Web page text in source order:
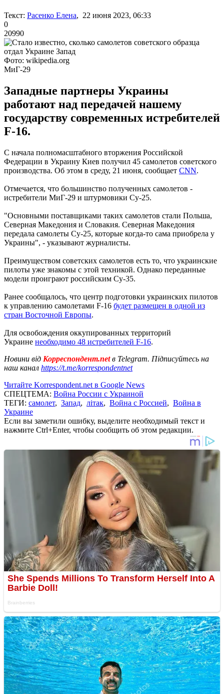
Текст: Расенко Елена, 22 июня 2023, 06:33
0
20990
Фото: wikipedia.org
МиГ-29
Западные партнеры Украины
работают над передачей нашему
государству современных истребителей
F-16.
С начала полномасштабного вторжения Российской
Федерации в Украину Киев получил 45 самолетов советского
производства. Об этом в среду, 21 июня, сообщает CNN.
Отмечается, что большинство полученных самолетов -
истребители МиГ-29 и штурмовики Су-25.
"Основными поставщиками таких самолетов стали Польша,
Северная Македония и Словакия. Северная Македония
передала самолеты Су-25, которые когда-то сама приобрела у
Украины", - указывают журналисты.
Преимуществом советских самолетов есть то, что украинские
пилоты уже знакомы с этой техникой. Однако переданные
модели проиграют российским Су-35.
Ранее сообщалось, что центр подготовки украинских пилотов
к управлению самолетами F-16 будет размещен в одной из
стран Восточной Европы.
Для освобождения оккупированных территорий
Украине необходимо 48 истребителей F-16.
Новини від Корреспондент.netв Telegram. Підписуйтесь на
наш канал https://t.me/korrespondentnet
Читайте Korrespondent.net в Google News
СПЕЦТЕМА: Война России с Украиной
ТЕГИ: самолет, Запад, літак, Война с Россией, Война в
Украине
Если вы заметили ошибку, выделите необходимый текст и
нажмите Ctrl+Enter, чтобы сообщить об этом редакции.